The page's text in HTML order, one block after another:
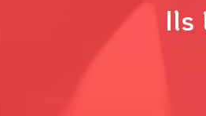
Ils